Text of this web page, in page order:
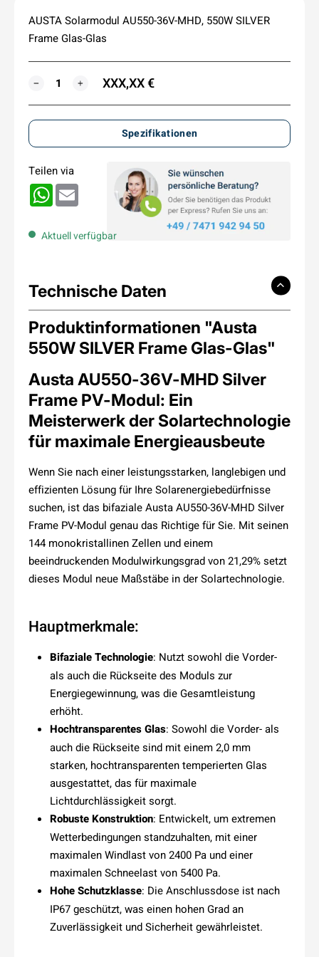
AUSTA Solarmodul AU550-36V-MHD, 550W SILVER
Frame Glas-Glas
MENGE
− + XXX,XX €
Spezifikationen
Teilen via
WhatsApp
Aktuell verfügbar
Technische Daten
Produktinformationen "Austa
550W SILVER Frame Glas-Glas"
Austa AU550-36V-MHD Silver
Frame PV-Modul: Ein
Meisterwerk der Solartechnologie
für maximale Energieausbeute
Wenn Sie nach einer leistungsstarken, langlebigen und
effizienten Lösung für Ihre Solarenergiebedürfnisse
suchen, ist das bifaziale Austa AU550-36V-MHD Silver
Frame PV-Modul genau das Richtige für Sie. Mit seinen
144 monokristallinen Zellen und einem
beeindruckenden Modulwirkungsgrad von 21,29% setzt
dieses Modul neue Maßstäbe in der Solartechnologie.
Hauptmerkmale:
Bifaziale Technologie: Nutzt sowohl die Vorder-
als auch die Rückseite des Moduls zur
Energiegewinnung, was die Gesamtleistung
erhöht.
Hochtransparentes Glas: Sowohl die Vorder- als
auch die Rückseite sind mit einem 2,0 mm
starken, hochtransparenten temperierten Glas
ausgestattet, das für maximale
Lichtdurchlässigkeit sorgt.
Robuste Konstruktion: Entwickelt, um extremen
Wetterbedingungen standzuhalten, mit einer
maximalen Windlast von 2400 Pa und einer
maximalen Schneelast von 5400 Pa.
Hohe Schutzklasse: Die Anschlussdose ist nach
IP67 geschützt, was einen hohen Grad an
Zuverlässigkeit und Sicherheit gewährleistet.